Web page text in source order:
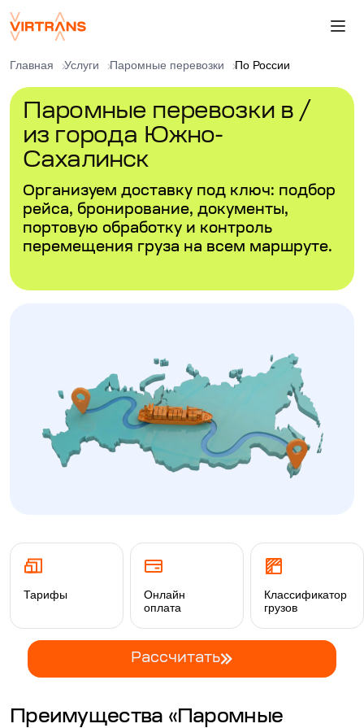
Главная Услуги Паромные перевозки По России
Паромные перевозки в /
из города Южно-
Сахалинск
Организуем доставку под ключ: подбор
рейса, бронирование, документы,
портовую обработку и контроль
перемещения груза на всем маршруте.
Тарифы
Онлайн
оплата
Классификатор
грузов
Рассчитать
Преимущества «Паромные